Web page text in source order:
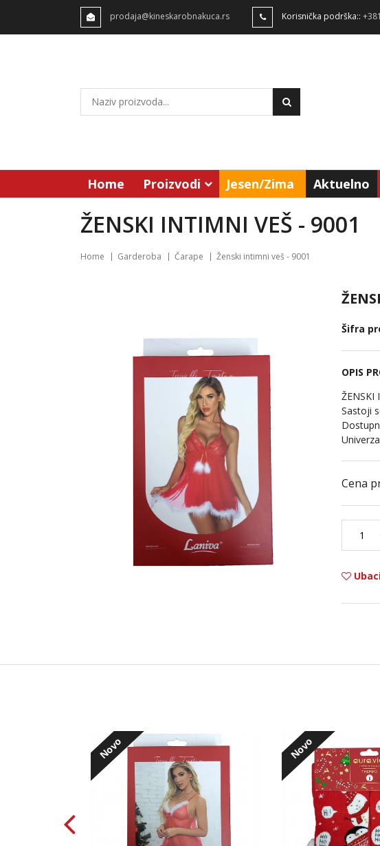
prodaja@kineskarobnakuca.rs Korisnička podrška::
Home Proizvodi Jesen/Zima Aktuelno
ŽENSKI INTIMNI VEŠ - 9001
Home Garderoba Čarape Ženski intimni veš - 9001
Šifra
OPIS
ŽENSKI
Sastoji
Cena
Novo Novo